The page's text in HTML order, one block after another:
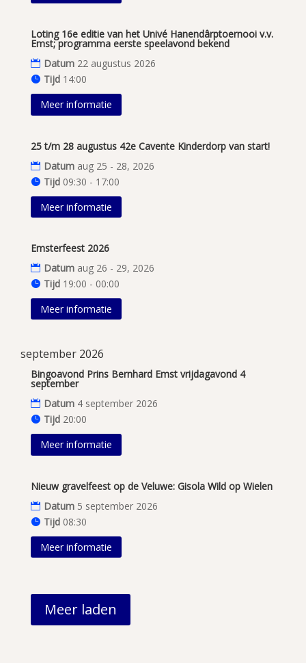
Loting 16e editie van het Univé Hanendârptoernooi v.v.
Emst; programma eerste speelavond bekend
Datum 22 augustus 2026
Tijd 14:00
Meer informatie
25 t/m 28 augustus 42e Cavente Kinderdorp van start!
Datum aug 25 - 28, 2026
Tijd 09:30 - 17:00
Meer informatie
Emsterfeest 2026
Datum aug 26 - 29, 2026
Tijd 19:00 - 00:00
Meer informatie
september 2026
Bingoavond Prins Bernhard Emst vrijdagavond 4
september
Datum 4 september 2026
Tijd 20:00
Meer informatie
Nieuw gravelfeest op de Veluwe: Gisola Wild op Wielen
Datum 5 september 2026
Tijd 08:30
Meer informatie
Meer laden